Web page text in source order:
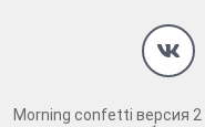
Morning confetti версия 2